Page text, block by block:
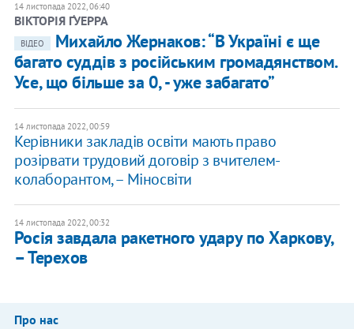
14 листопада 2022, 06:40
ВІКТОРІЯ ҐУЕРРА
ВІДЕО
Михайло Жернаков: “В Україні є ще
багато суддів з російським громадянством.
Усе, що більше за 0, - уже забагато”
14 листопада 2022, 00:59
Керівники закладів освіти мають право
розірвати трудовий договір з вчителем-
колаборантом, – Міносвіти
14 листопада 2022, 00:32
Росія завдала ракетного удару по Харкову,
– Терехов
Про нас